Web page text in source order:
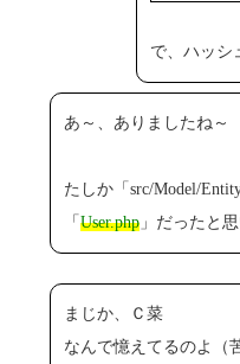
で、ハッ
あ～、ありましたね～
たしか「src/Model/
「User.php 」だったと
まじか、Ｃ菜
なんで憶えてるのよ（